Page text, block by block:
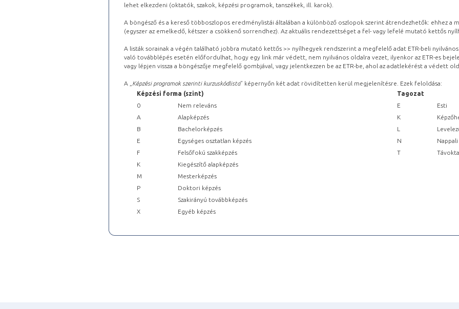
lehet elkezdeni (oktatók, szakok, képzési programok, tanszékek, ill. karok).
A böngésző és a kereső többoszlopos eredménylistái általában a különböző oszlopok szerint átrendezhetők: ehhez a
(egyszer az emelkedő, kétszer a csökkenő sorrendhez). Az aktuális rendezettséget a fel- vagy lefelé mutató kettős
A listák sorainak a végén található jobbra mutató kettős >> nyílhegyek rendszerint a megfelelő adat ETR-beli
való továbblépés esetén előfordulhat, hogy egy link már védett, nem nyilvános oldalra vezet, ilyenkor az ETR-es
vagy lépjen vissza a böngészője megfelelő gombjával, vagy jelentkezzen be az ETR-be, ahol az adatlekérést a védett
A „ Képzési programok szerinti kurzuskódlista” képernyőn két adat rövidítetten kerül megjelenítésre. Ezek feloldása:
Képzési forma (szint)
Tagozat
0
Nem releváns E
Esti
A
Alapképzés K
B
Bachelorképzés L
E
Egységes osztatlan képzés N
Nappali
F
Felsőfokú szakképzés T
K
Kiegészítő alapképzés
M
Mesterképzés
P
Doktori képzés
S
Szakirányú továbbképzés
X
Egyéb képzés